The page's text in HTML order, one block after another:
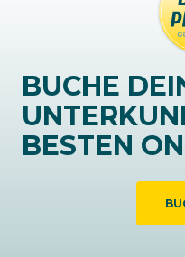
BUCHE
BESTEN